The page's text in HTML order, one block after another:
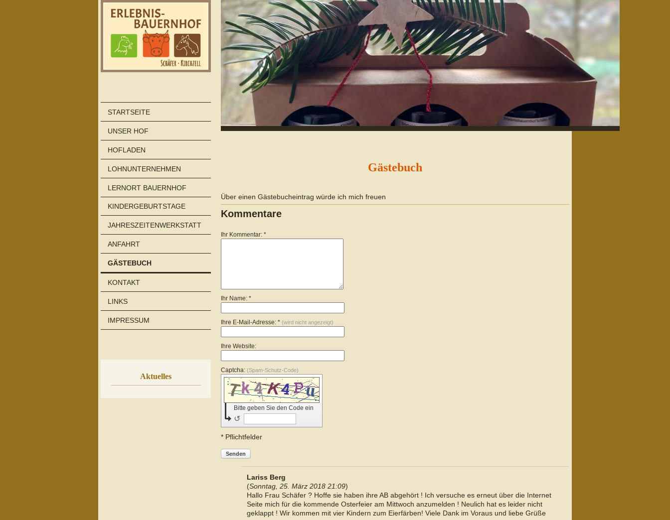
STARTSEITE
UNSER HOF
HOFLADEN
LOHNUNTERNEHMEN
LERNORT BAUERNHOF
KINDERGEBURTSTAGE
JAHRESZEITENWERKSTATT
ANFAHRT
GÄSTEBUCH
KONTAKT
LINKS
IMPRESSUM
Aktuelles
Gästebuch
Über einen Gästebucheintrag würde ich mich freuen
Kommentare
Ihr Kommentar: *
Ihr Name: *
Ihre E-Mail-Adresse: * (wird nicht angezeigt)
Ihre Website:
Captcha: (Spam-Schutz-Code)
Bitte geben Sie den Code ein
↺
* Pflichtfelder
Senden
Lariss Berg
(Sonntag, 25. März 2018 21:09)
Hallo Frau Schäfer ? Hoffe sie haben ihre AB abgehört ! Ich versuche es erneut über die Internet
Seite mich für die kommende Osterfeier am Mittwoch anzumelden ! Neulich hat es leider nicht
geklappt ! Wir kommen mit vier Kindern zum Eierfärben! Viele Dank im Voraus und liebe Grüße